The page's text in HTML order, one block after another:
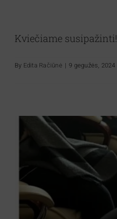
Kviečiame susipažinti!
By Edita Račiūnė | 9 gegužės, 2024